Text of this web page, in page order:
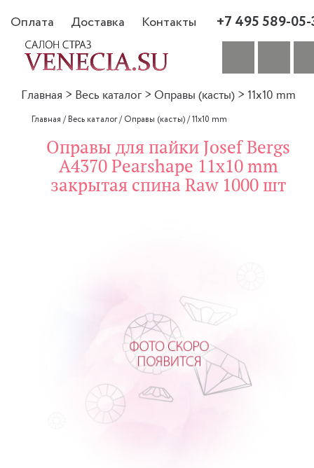
Оплата Доставка Контакты +7 495 589-
Главная > Весь каталог > Оправы (касты) > 11x10 mm
Главная /Весь каталог/Оправы (касты)/11x10 mm
Оправы для пайки Josef Bergs
A4370 Pearshape 11x10 mm
закрытая спина Raw 1000 шт